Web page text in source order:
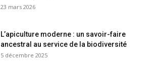
23 mars 2026
L’apiculture moderne : un savoir-faire
ancestral au service de la biodiversité
5 décembre 2025